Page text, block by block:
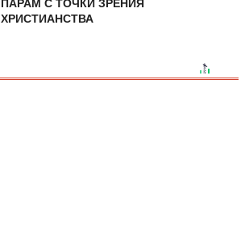
ПАРАМ С ТОЧКИ ЗРЕНИЯ
ХРИСТИАНСТВА